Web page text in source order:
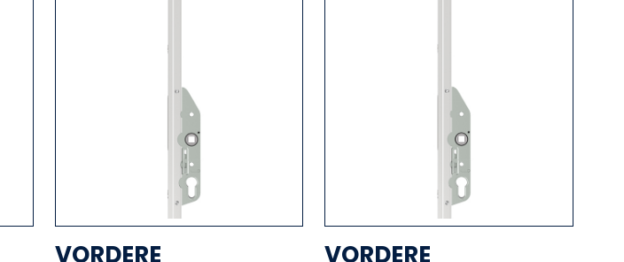
VORDERE
VORDERE